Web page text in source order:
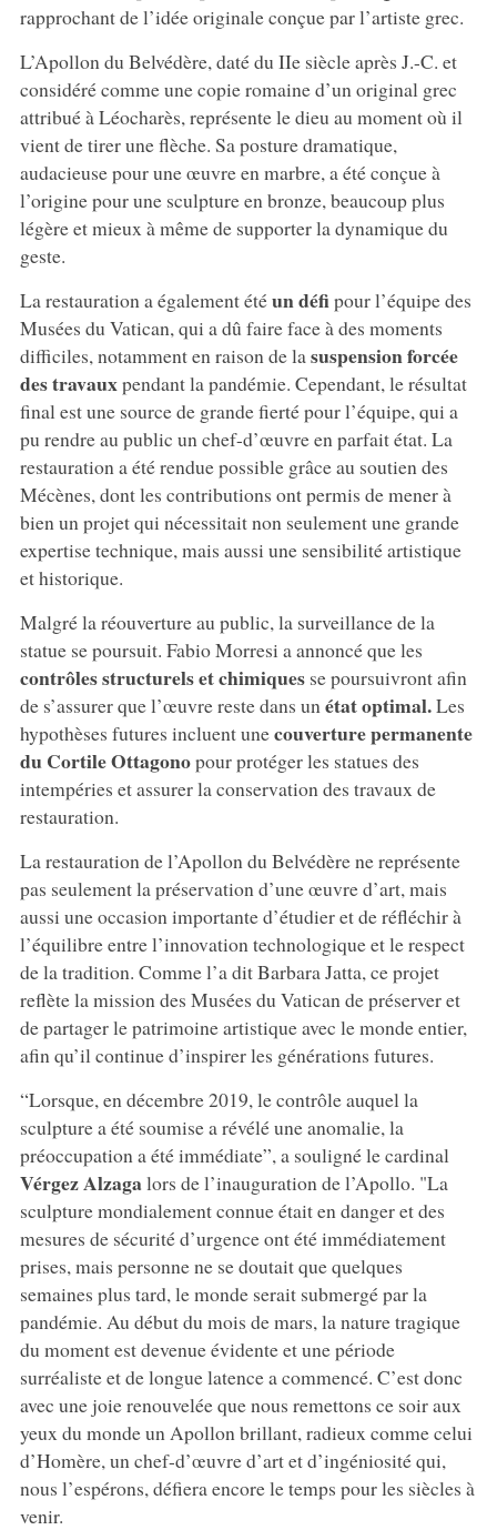
rapprochant de l’idée originale conçue par l’artiste grec.
L’Apollon du Belvédère, daté du IIe siècle après J.-C. et
considéré comme une copie romaine d’un original grec
attribué à Léocharès, représente le dieu au moment où il
vient de tirer une flèche. Sa posture dramatique,
audacieuse pour une œuvre en marbre, a été conçue à
l’origine pour une sculpture en bronze, beaucoup plus
légère et mieux à même de supporter la dynamique du
geste.
La restauration a également étéun défipour l’équipe des
Musées du Vatican, qui a dû faire face à des moments
difficiles, notamment en raison de lasuspension forcée
des travauxpendant la pandémie. Cependant, le résultat
final est une source de grande fierté pour l’équipe, qui a
pu rendre au public un chef-d’œuvre en parfait état. La
restauration a été rendue possible grâce au soutien des
Mécènes, dont les contributions ont permis de mener à
bien un projet qui nécessitait non seulement une grande
expertise technique, mais aussi une sensibilité artistique
et historique.
Malgré la réouverture au public, la surveillance de la
statue se poursuit. Fabio Morresi a annoncé que les
contrôles structurels et chimiquesse poursuivront afin
de s’assurer que l’œuvre reste dans un état optimal.Les
hypothèses futures incluent unecouverture permanente
du Cortile Ottagonopour protéger les statues des
intempéries et assurer la conservation des travaux de
restauration.
La restauration de l’Apollon du Belvédère ne représente
pas seulement la préservation d’une œuvre d’art, mais
aussi une occasion importante d’étudier et de réfléchir à
l’équilibre entre l’innovation technologique et le respect
de la tradition. Comme l’a dit Barbara Jatta, ce projet
reflète la mission des Musées du Vatican de préserver et
de partager le patrimoine artistique avec le monde entier,
afin qu’il continue d’inspirer les générations futures.
“Lorsque, en décembre 2019, le contrôle auquel la
sculpture a été soumise a révélé une anomalie, la
préoccupation a été immédiate”, a souligné le cardinal
Vérgez Alzagalors de l’inauguration de l’Apollo. "La
sculpture mondialement connue était en danger et des
mesures de sécurité d’urgence ont été immédiatement
prises, mais personne ne se doutait que quelques
semaines plus tard, le monde serait submergé par la
pandémie. Au début du mois de mars, la nature tragique
du moment est devenue évidente et une période
surréaliste et de longue latence a commencé. C’est donc
avec une joie renouvelée que nous remettons ce soir aux
yeux du monde un Apollon brillant, radieux comme celui
d’Homère, un chef-d’œuvre d’art et d’ingéniosité qui,
nous l’espérons, défiera encore le temps pour les siècles à
venir.